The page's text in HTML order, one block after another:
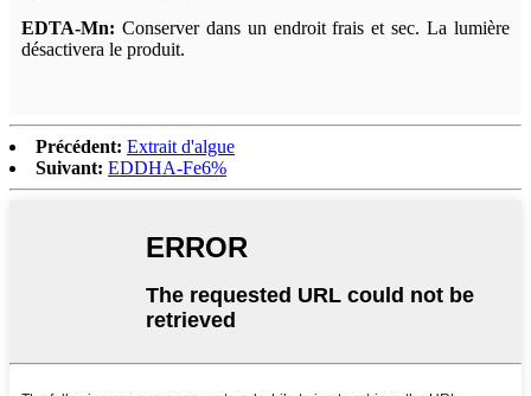
EDTA-Mn: Conserver dans un endroit frais et sec. La lumière
désactivera le produit.
Précédent: Extrait d'algue
Suivant: EDDHA-Fe6%